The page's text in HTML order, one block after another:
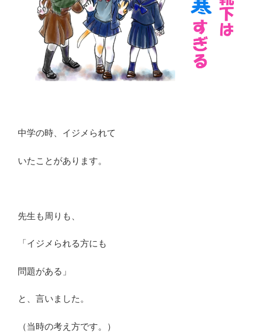
中学の時、イジメられて
いたことがあります。
先生も周りも、
「イジメられる方にも
問題がある」
と、言いました。
（当時の考え方です。）